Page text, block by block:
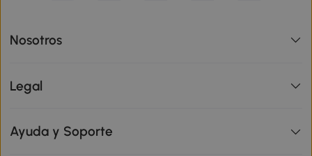
Nosotros
Legal
Ayuda y Soporte